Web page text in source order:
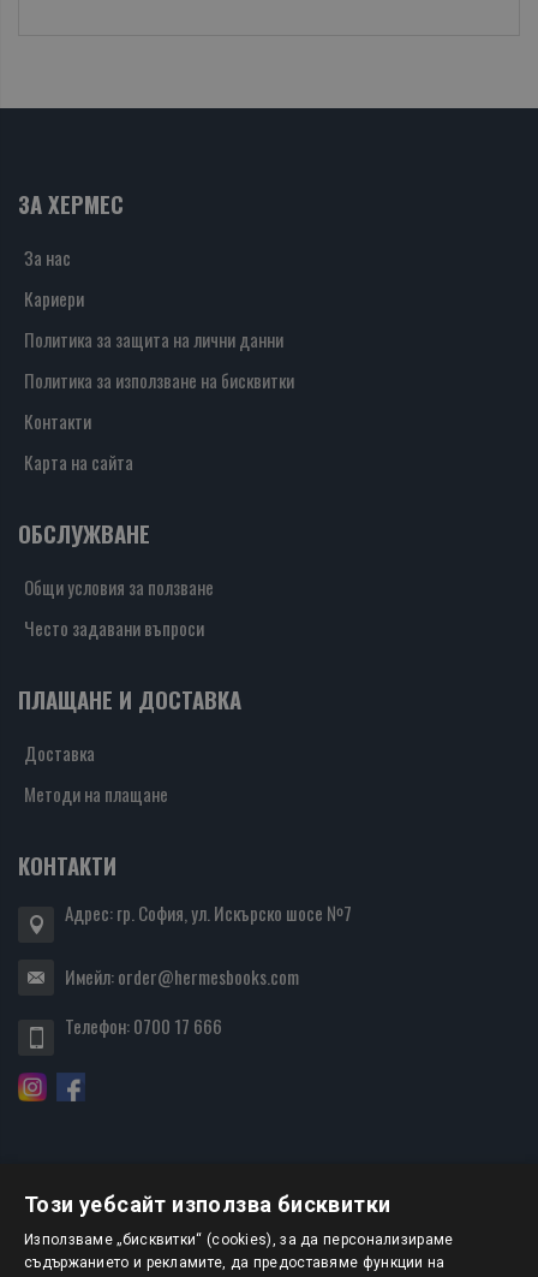
ЗА ХЕРМЕС
За нас
Кариери
Политика за защита на лични данни
Политика за използване на бисквитки
Контакти
Карта на сайта
ОБСЛУЖВАНЕ
Общи условия за ползване
Често задавани въпроси
ПЛАЩАНЕ И ДОСТАВКА
Доставка
Методи на плащане
КОНТАКТИ
Адрес: гр. София, ул. Искърско шосе №7
Имейл:order@hermesbooks.com
Телефон:0700 17 666
БЮЛЕТИН
Този уебсайт използва бисквитки
Използваме „бисквитки“ (cookies), за да персонализираме
съдържанието и рекламите, да предоставяме функции на